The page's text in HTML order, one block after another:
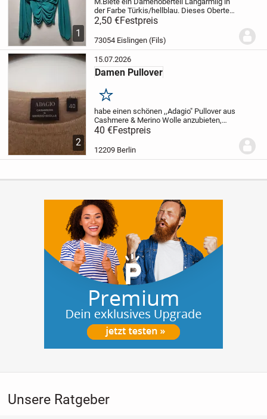
1
der Farbe Türkis/hellblau.Dieses Oberteil
ist in einem guten Zustand und weisst
keine Läsionen auf.
mehr die Marke benennen da der...
2,50 €Festpreis
73054 Eislingen (Fils)
2
15.07.2026
Damen Pullover
Merken
habe einen schönen ,,Adagio" Pullover aus
Cashmere & Merino Wolle anzubieten,
keine Gebrauchsspuren
40 €Festpreis
12209 Berlin
Unsere Ratgeber